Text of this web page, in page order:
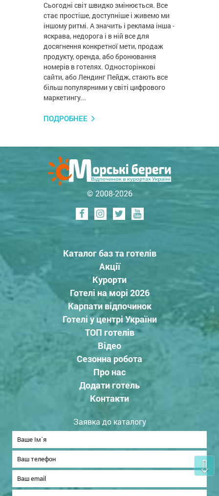
Сьогодні світ швидко змінюється. Все
стає простіше, доступніше і живемо ми
іншому ритмі. А значить і реклама інша -
яскрава, недорога і в ній все для
досягнення конкретної мети, продаж
продукту, оренда, або бронювання
номерів в готелях. Односторінкові
сайти, або Лендинг Пейдж, стають все
більш популярними у світі цифрового
маркетингу...
ПОДРОБНЕЕ
© 2008-2026
Каталог баз та готелів
Акції
Курорти
Готелі на морі 2026
Карпати відпочинок
Готелі у центрі України
ТОП готелів
Відео
Сезонна робота
Про нас
Додати готель
Контакти
Заявка до каталогу
⇩